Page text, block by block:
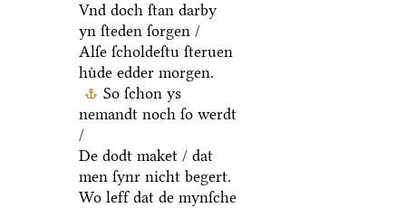
Vnd doch ſtan darby
yn ſteden ſorgen /
Alſe ſcholdeſtu ſteruen
huͤde edder morgen.
So ſchon ys
nemandt noch ſo werdt
/
De dodt maket / dat
men ſynr nicht begert.
Wo leff dat de mynſche